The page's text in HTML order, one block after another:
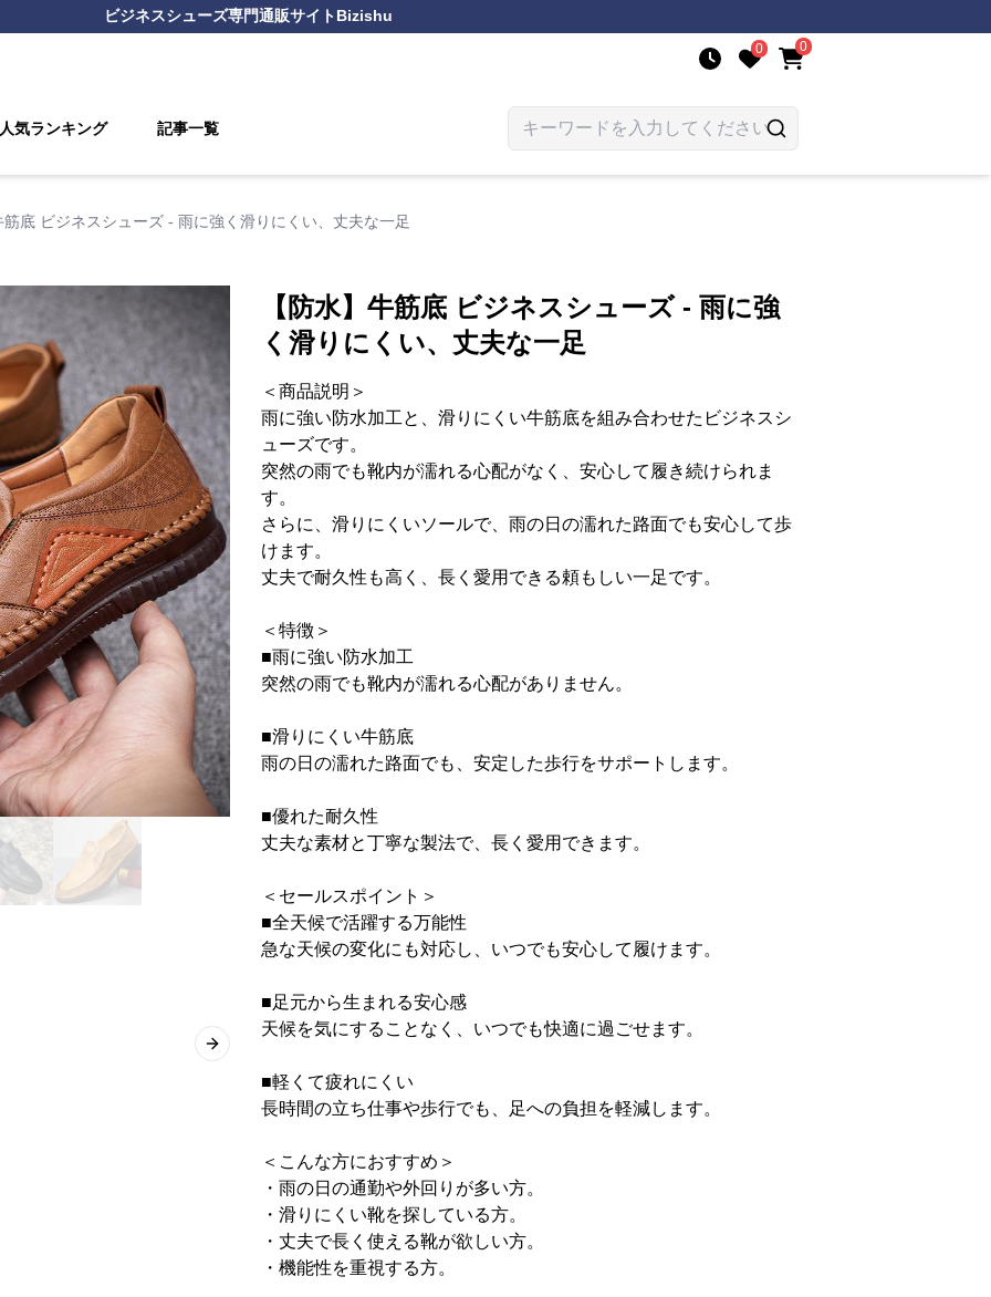
ビジネスシューズ専門通販サイトBizishu
0 0
人気ランキング 記事一覧
筋底 ビジネスシューズ - 雨に強く滑りにくい、丈夫な一足
Next slide
【防水】牛筋底 ビジネスシューズ - 雨に強
く滑りにくい、丈夫な一足
＜商品説明＞
雨に強い防水加工と、滑りにくい牛筋底を組み合わせたビジネスシ
ューズです。
突然の雨でも靴内が濡れる心配がなく、安心して履き続けられま
す。
さらに、滑りにくいソールで、雨の日の濡れた路面でも安心して歩
けます。
丈夫で耐久性も高く、長く愛用できる頼もしい一足です。
＜特徴＞
■雨に強い防水加工
突然の雨でも靴内が濡れる心配がありません。
■滑りにくい牛筋底
雨の日の濡れた路面でも、安定した歩行をサポートします。
■優れた耐久性
丈夫な素材と丁寧な製法で、長く愛用できます。
＜セールスポイント＞
■全天候で活躍する万能性
急な天候の変化にも対応し、いつでも安心して履けます。
■足元から生まれる安心感
天候を気にすることなく、いつでも快適に過ごせます。
■軽くて疲れにくい
長時間の立ち仕事や歩行でも、足への負担を軽減します。
＜こんな方におすすめ＞
・雨の日の通勤や外回りが多い方。
・滑りにくい靴を探している方。
・丈夫で長く使える靴が欲しい方。
・機能性を重視する方。